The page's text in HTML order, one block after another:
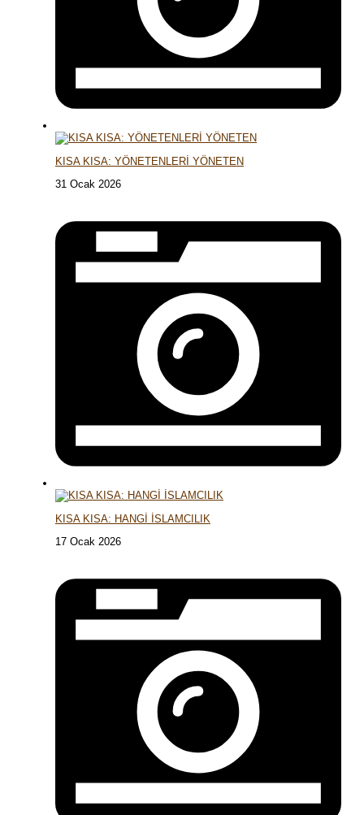
KISA KISA: YÖNETENLERİ YÖNETEN
31 Ocak 2026
KISA KISA: HANGİ İSLAMCILIK
17 Ocak 2026